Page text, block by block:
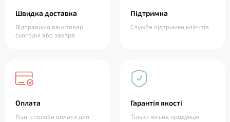
Швидка доставка
Відправимо ваш товар
сьогодні або завтра
Підтримка
Служба підтримки клієнтів
Оплата
Різні способи оплати для
Гарантія якості
Тільки якісна продукція